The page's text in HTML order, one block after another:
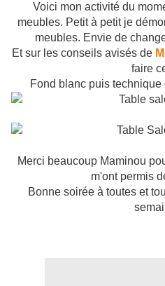
Voici mon activité du
meubles. Petit à petit je
meubles. Envie de
Et sur les conseils avisés de
faire
Fond blanc puis
Merci beaucoup Maminou
m'ont permis
Bonne soirée à toutes et